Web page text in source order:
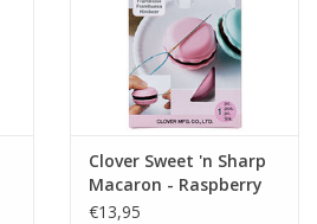
Clover Sweet 'n Sharp
Macaron - Raspberry
€13,95